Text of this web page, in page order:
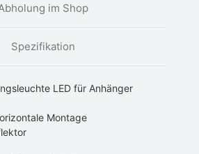
im Shop
Spezifikation
LED für Anhänger
Montage